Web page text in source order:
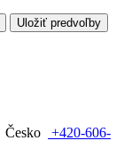
Uložiť predvoľby
Česko
+420-606-